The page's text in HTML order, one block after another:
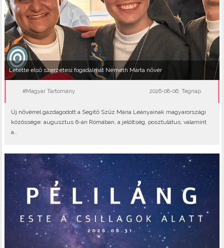
Letette első szerzetesi fogadalmát Németh Márta nővér
#Magyar Tartomány 2026-08-06, Tegnap
Új nővérrel gazdagodott a Segítő Szűz Mária Leányainak magyarországi
közössége: augusztus 6-án Rómában, a jelöltség, posztulátus, valamint
a..